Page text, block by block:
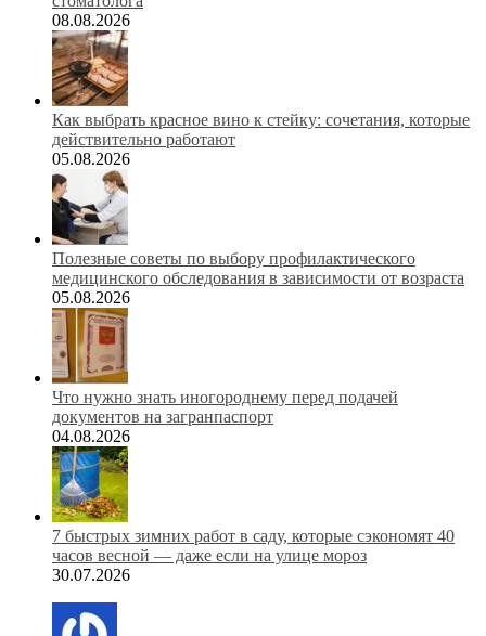
08.08.2026
Как выбрать красное вино к стейку: сочетания, которые
действительно работают
05.08.2026
Полезные советы по выбору профилактического
медицинского обследования в зависимости от возраста
05.08.2026
Что нужно знать иногороднему перед подачей
документов на загранпаспорт
04.08.2026
7 быстрых зимних работ в саду, которые сэкономят 40
часов весной — даже если на улице мороз
30.07.2026